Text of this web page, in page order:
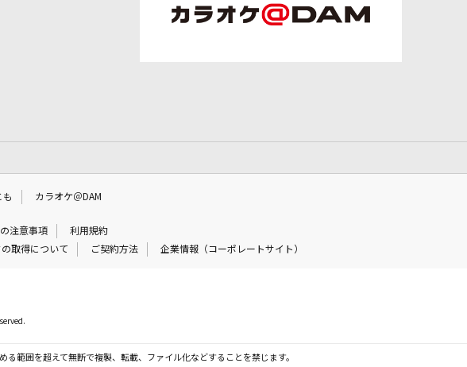
も カラオケ＠DAM
注意事項
利用規約
取得について ご契約方法 企業情報（コーポレートサイト）
範囲を超えて無断で複製、転載、ファイル化などすることを禁じます。